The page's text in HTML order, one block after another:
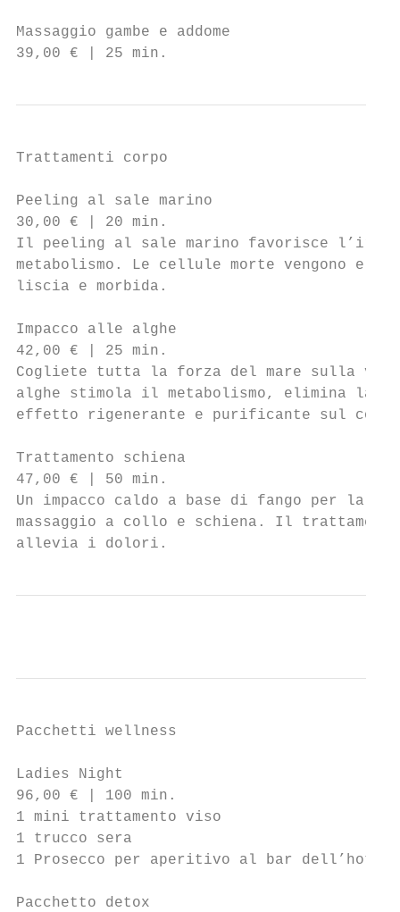
Massaggio gambe e addome
39,00 € | 25 min.
Trattamenti corpo
Peeling al sale marino
30,00 € | 20 min.
Il peeling al sale marino favorisce
metabolismo. Le cellule morte vengono
liscia e morbida.
Impacco alle alghe
42,00 € | 25 min.
Cogliete tutta la forza del mare sulla
alghe stimola il metabolismo, elimina la
effetto rigenerante e purificante sul
Trattamento schiena
47,00 € | 50 min.
Un impacco caldo a base di fango per la
massaggio a collo e schiena. Il
allevia i dolori.
Pacchetti wellness
Ladies Night
96,00 € | 100 min.
1 mini trattamento viso
1 trucco sera                                1
1 Prosecco per aperitivo al bar
Pacchetto detox